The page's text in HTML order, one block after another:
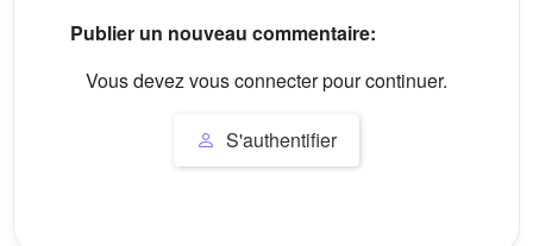
Publier un nouveau commentaire:
Vous devez vous connecter pour continuer.
S'authentifier